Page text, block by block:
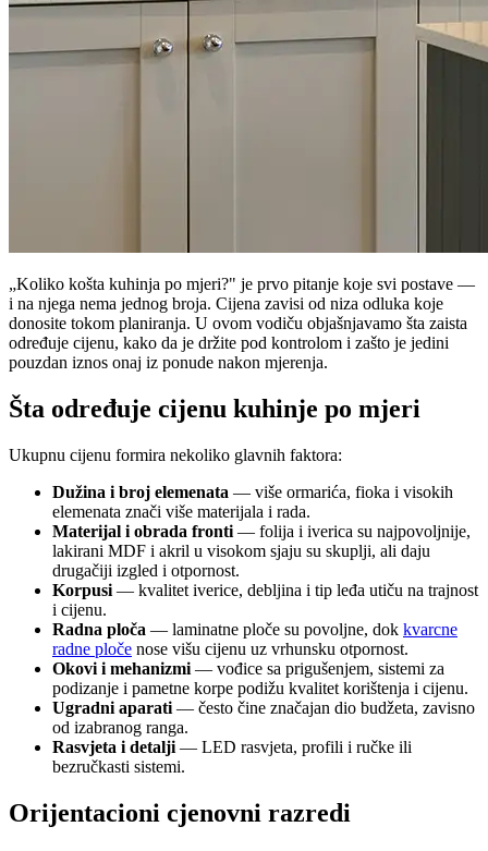
„Koliko košta kuhinja po mjeri?" je prvo pitanje koje svi postave —
i na njega nema jednog broja. Cijena zavisi od niza odluka koje
donosite tokom planiranja. U ovom vodiču objašnjavamo šta zaista
određuje cijenu, kako da je držite pod kontrolom i zašto je jedini
pouzdan iznos onaj iz ponude nakon mjerenja.
Šta određuje cijenu kuhinje po mjeri
Ukupnu cijenu formira nekoliko glavnih faktora:
Dužina i broj elemenata — više ormarića, fioka i visokih
elemenata znači više materijala i rada.
Materijal i obrada fronti — folija i iverica su najpovoljnije,
lakirani MDF i akril u visokom sjaju su skuplji, ali daju
drugačiji izgled i otpornost.
Korpusi — kvalitet iverice, debljina i tip leđa utiču na trajnost
i cijenu.
Radna ploča — laminatne ploče su povoljne, dok kvarcne
radne ploče nose višu cijenu uz vrhunsku otpornost.
Okovi i mehanizmi — vođice sa prigušenjem, sistemi za
podizanje i pametne korpe podižu kvalitet korištenja i cijenu.
Ugradni aparati — često čine značajan dio budžeta, zavisno
od izabranog ranga.
Rasvjeta i detalji — LED rasvjeta, profili i ručke ili
bezručkasti sistemi.
Orijentacioni cjenovni razredi